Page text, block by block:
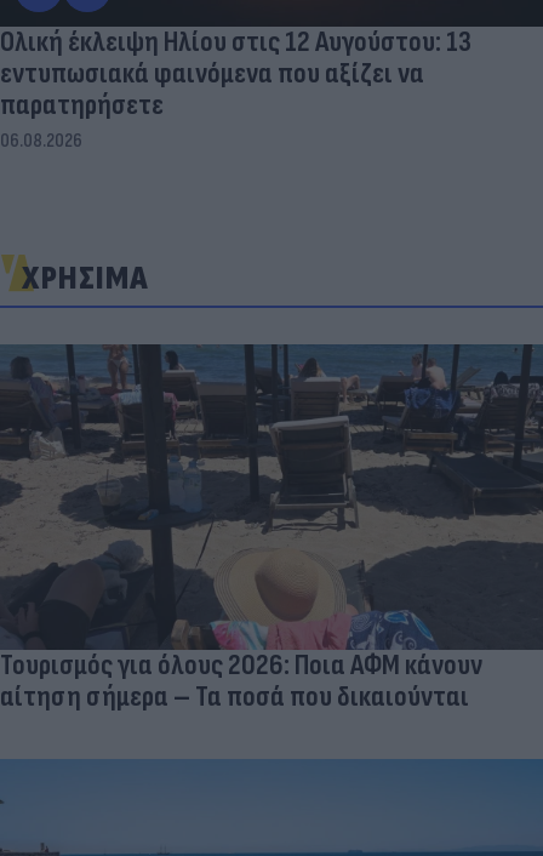
Ολική έκλειψη Ηλίου στις 12 Αυγούστου: 13
εντυπωσιακά φαινόμενα που αξίζει να
παρατηρήσετε
06.08.2026
ΧΡΗΣΙΜΑ
Τουρισμός για όλους 2026: Ποια ΑΦΜ κάνουν
αίτηση σήμερα – Τα ποσά που δικαιούνται